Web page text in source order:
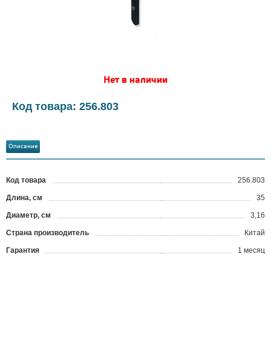
Нет в наличии
Код товара: 256.803
Описание
Код товара 256.803
Длина, см 35
Диаметр, см 3,16
Страна производитель Китай
Гарантия 1 месяц